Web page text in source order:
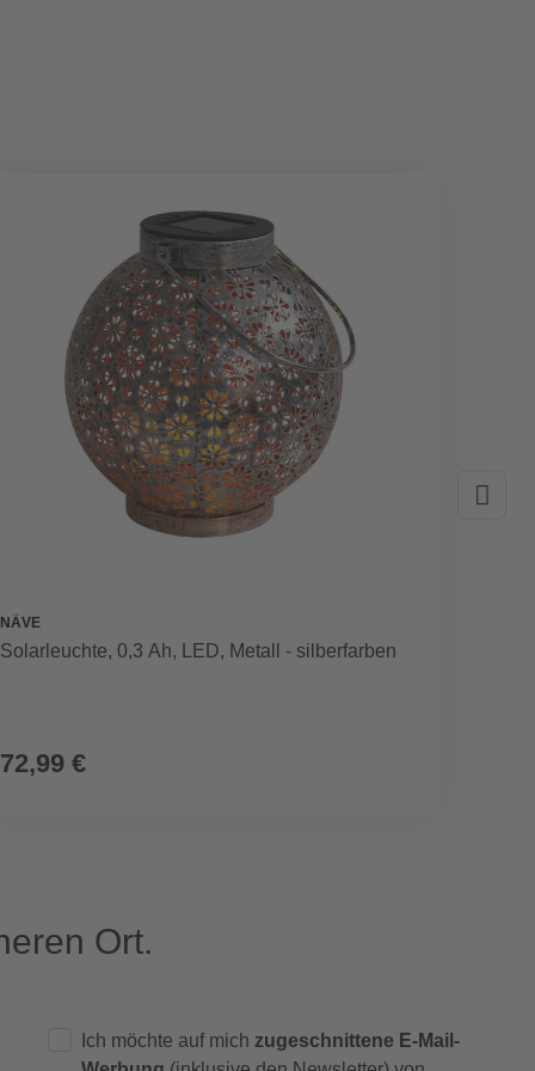
NÄVE
Solarleuchte, 0,3 Ah, LED, Metall - silberfarben
72,99 €
Ort.
Ich möchte auf mich zugeschnittene E-Mail-